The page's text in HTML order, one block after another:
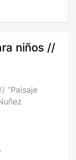
niños //
“Paisaje